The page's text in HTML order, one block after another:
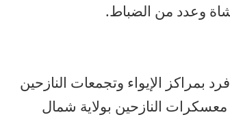
وعدد من الضباط.
بمراكز الإيواء وتجمعات النازحين
النازحين بولاية شمال